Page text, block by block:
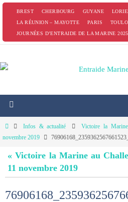
PasserBREST CHERBOURG GUYANE
LA RÉUNION – MAYOTTE
PARIS
JOURNÉES D’ENTRAIDE DE LA MARINE 2025
HomeInfos & actualité
Victoire la
novembre 2019
« Victoire la Marine au
11 novembre 2019